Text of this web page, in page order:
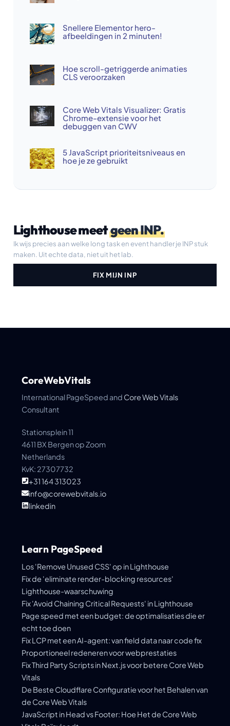
Snellere Elementor hero-
afbeeldingen in 2 minuten!
Hoe scroll-getriggerde animaties
CLS veroorzaken
Core Web Vitals Visualizer: Gratis
Chrome-extensie voor het
debuggen van CWV
5 JavaScript prioriteitsniveaus en
hoe je ze gebruikt
Lighthouse meetgeen INP.
Ik wijs precies aan welke long task en event handler je INP stuk
maken. Uit echte data, niet uit het lab.
FIX MIJN INP
CoreWebVitals
International PageSpeed and Core Web Vitals
Consultant
Stationsplein 11
4611 BX Bergen op Zoom
Netherlands
KvK: 27307732
+31 164 313023
info@corewebvitals.io
linkedin
Learn PageSpeed
Los 'Remove Unused CSS' op in Lighthouse
Fix de 'eliminate render-blocking resources'
Lighthouse-waarschuwing
Fix 'Avoid Chaining Critical Requests' in Lighthouse
Page speed met een budget: de optimalisaties die er
echt toe doen
Fix LCP met een AI-agent: van field data naar code fix
Proportioneel redeneren voor webprestaties
Fix Third Party Scripts in Next.js voor betere Core Web
Vitals
De Beste Cloudflare Configuratie voor het Behalen van
de Core Web Vitals
JavaScript in Head vs Footer: Hoe Het de Core Web